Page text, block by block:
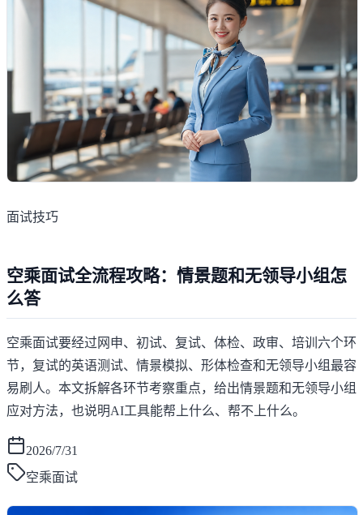
面试技巧
空乘面试全流程攻略：情景题和无领导小组怎
么答
空乘面试要经过网申、初试、复试、体检、政审、培训六个环
节，复试的英语测试、情景模拟、形体检查和无领导小组最容
易刷人。本文拆解各环节考察重点，给出情景题和无领导小组
应对方法，也说明AI工具能帮上什么、帮不上什么。
2026/7/31
空乘面试